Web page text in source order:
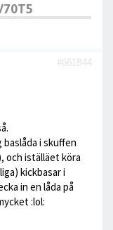
#661844
i skuffen
och iställäet köra
kickbasar i
in en låda på
:lol: